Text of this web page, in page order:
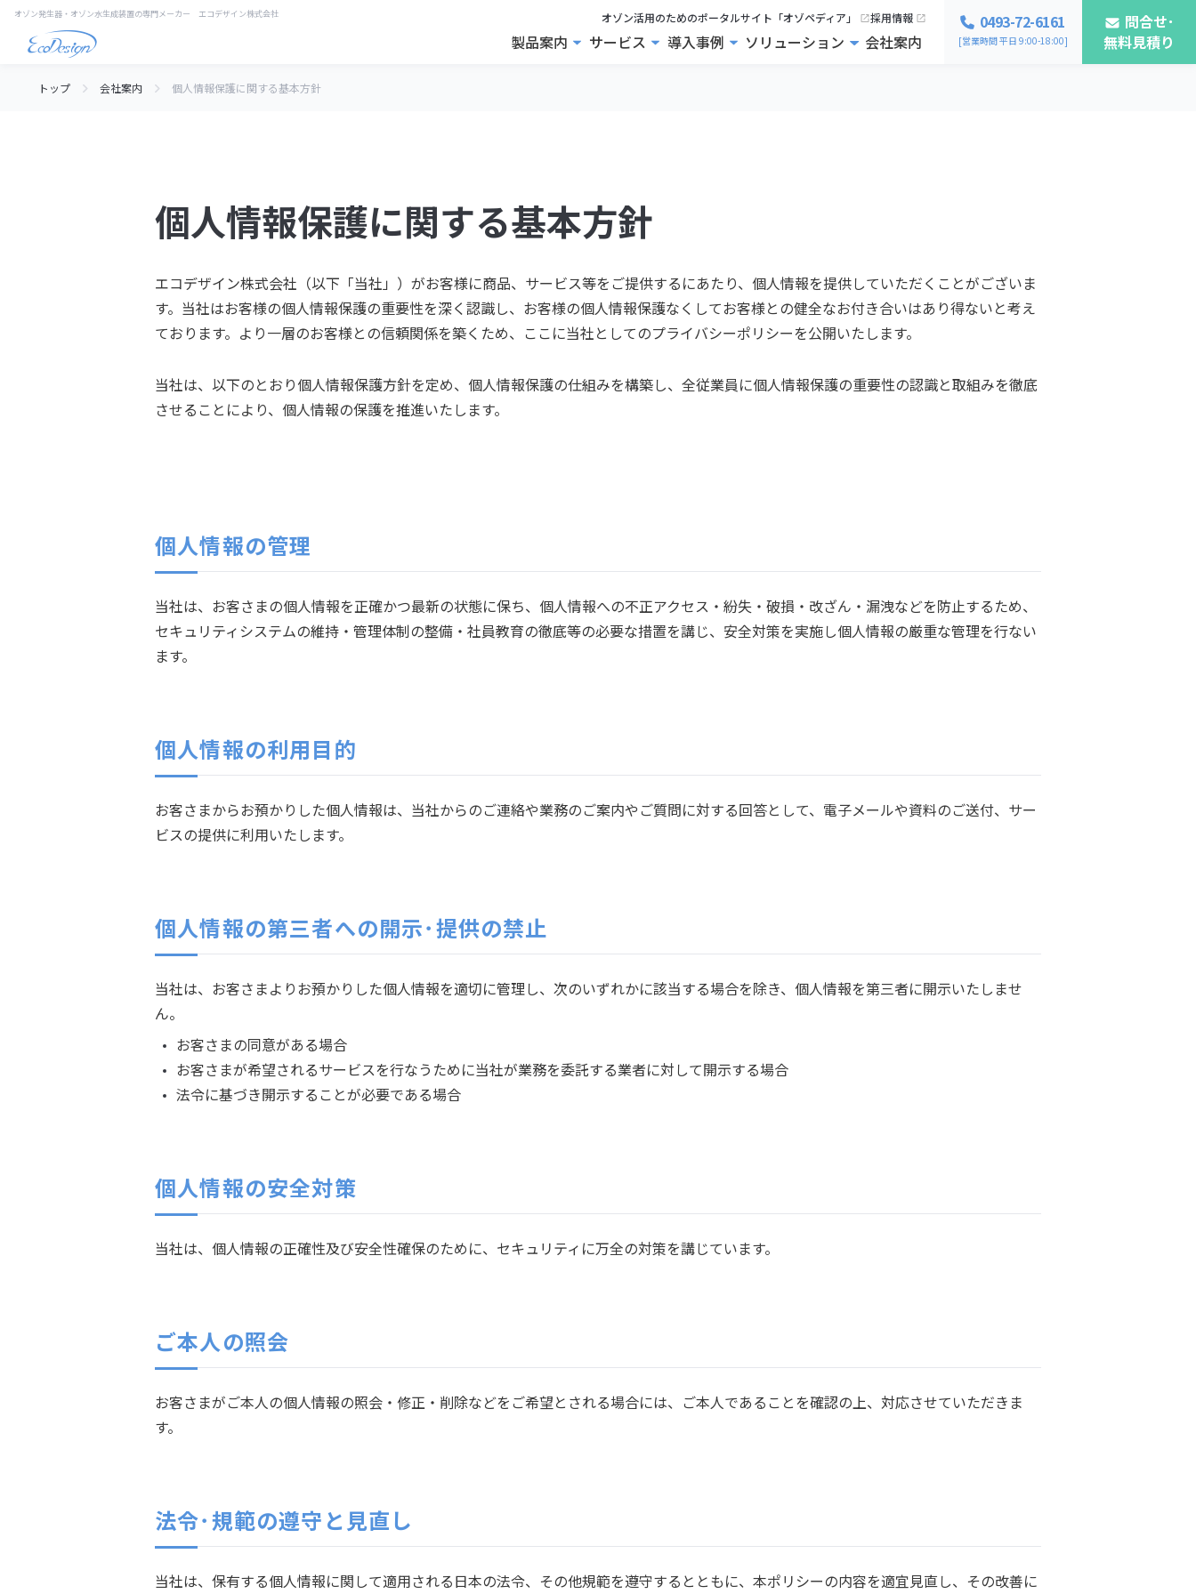
オゾン活用のためのポータルサイト「オゾペディア」 採用情報
製品案内 サービス 導入事例 ソリューション 会社案内
0493-72-6161
[営業時間 平日 9:00-18:00]
問合せ･
無料見積り
トップ 会社案内 個人情報保護に関する基本方針
個人情報保護に関する基本方針
エコデザイン株式会社（以下「当社」）がお客様に商品、サービス等をご提供するにあたり、個人情報を提供していただくことがございま
す。当社はお客様の個人情報保護の重要性を深く認識し、お客様の個人情報保護なくしてお客様との健全なお付き合いはあり得ないと考え
ております。より一層のお客様との信頼関係を築くため、ここに当社としてのプライバシーポリシーを公開いたします。
当社は、以下のとおり個人情報保護方針を定め、個人情報保護の仕組みを構築し、全従業員に個人情報保護の重要性の認識と取組みを徹底
させることにより、個人情報の保護を推進いたします。
個人情報の管理
当社は、お客さまの個人情報を正確かつ最新の状態に保ち、個人情報への不正アクセス・紛失・破損・改ざん・漏洩などを防止するため、
セキュリティシステムの維持・管理体制の整備・社員教育の徹底等の必要な措置を講じ、安全対策を実施し個人情報の厳重な管理を行ない
ます。
個人情報の利用目的
お客さまからお預かりした個人情報は、当社からのご連絡や業務のご案内やご質問に対する回答として、電子メールや資料のご送付、サー
ビスの提供に利用いたします。
個人情報の第三者への開示･提供の禁止
当社は、お客さまよりお預かりした個人情報を適切に管理し、次のいずれかに該当する場合を除き、個人情報を第三者に開示いたしませ
ん。
お客さまの同意がある場合
お客さまが希望されるサービスを行なうために当社が業務を委託する業者に対して開示する場合
法令に基づき開示することが必要である場合
個人情報の安全対策
当社は、個人情報の正確性及び安全性確保のために、セキュリティに万全の対策を講じています。
ご本人の照会
お客さまがご本人の個人情報の照会・修正・削除などをご希望とされる場合には、ご本人であることを確認の上、対応させていただきま
す。
法令･規範の遵守と見直し
当社は、保有する個人情報に関して適用される日本の法令、その他規範を遵守するとともに、本ポリシーの内容を適宜見直し、その改善に